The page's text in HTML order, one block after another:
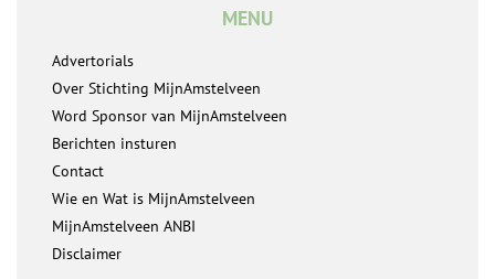
MENU
Advertorials
Over Stichting MijnAmstelveen
Word Sponsor van MijnAmstelveen
Berichten insturen
Contact
Wie en Wat is MijnAmstelveen
MijnAmstelveen ANBI
Disclaimer